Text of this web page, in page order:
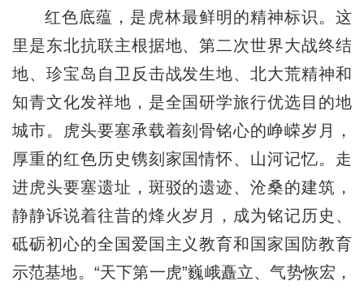
红色底蕴，是虎林最鲜明的精神标识。这
里是东北抗联主根据地、第二次世界大战终结
地、珍宝岛自卫反击战发生地、北大荒精神和
知青文化发祥地，是全国研学旅行优选目的地
城市。虎头要塞承载着刻骨铭心的峥嵘岁月，
厚重的红色历史镌刻家国情怀、山河记忆。走
进虎头要塞遗址，斑驳的遗迹、沧桑的建筑，
静静诉说着往昔的烽火岁月，成为铭记历史、
砥砺初心的全国爱国主义教育和国家国防教育
示范基地。“天下第一虎”巍峨矗立、气势恢宏，